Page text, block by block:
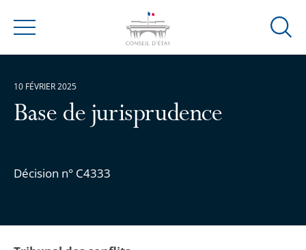
Menu
Ouvrir
Base de jurisprudence
Décision n° C4333
10 FÉVRIER 2025